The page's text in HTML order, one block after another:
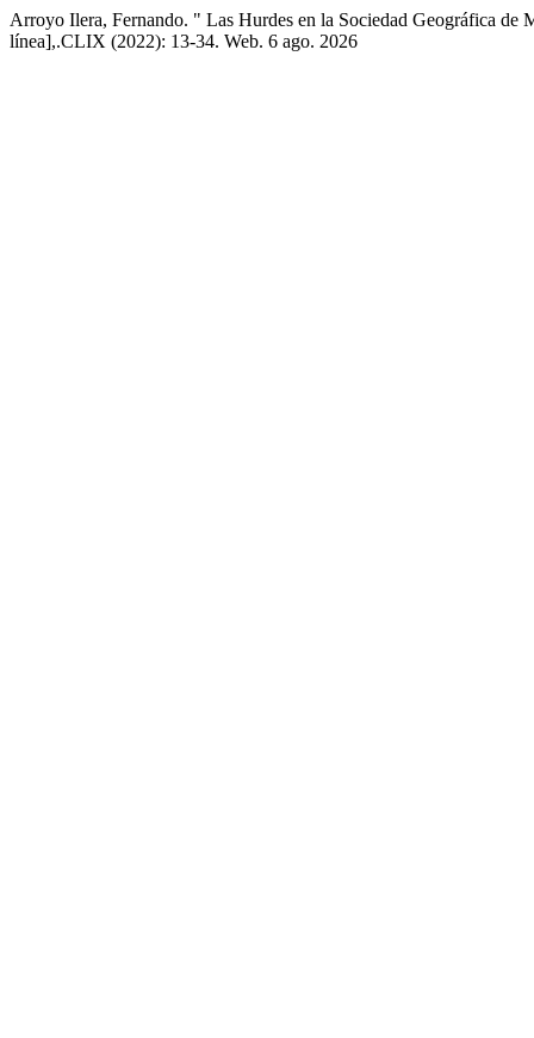
Arroyo Ilera, Fernando. " Las Hurdes en la Sociedad Geográfica de
línea],.CLIX (2022): 13-34. Web. 6 ago. 2026